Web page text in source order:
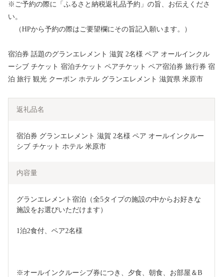
※ご予約の際に「ふるさと納税返礼品予約」の旨、お伝えくださ
い。
（HPから予約の際はご要望欄にその旨記入願います。）
宿泊券 話題のグランエレメント 滋賀 2名様 ペア オールインクル
ーシブ チケット 宿泊チケット ペアチケット ペア宿泊券 旅行券 宿
泊 旅行 観光 クーポン ホテル グランエレメント 滋賀県 米原市
返礼品名
宿泊券 グランエレメント 滋賀 2名様 ペア オールインクルー
シブ チケット ホテル 米原市
内容量
グランエレメント宿泊（全5タイプの施設の中からお好きな
施設をお選びいただけます）
1泊2食付、ペア2名様
※オールインクルーシブ券につき、夕食、朝食、お部屋＆B